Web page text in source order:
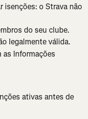
isenções: o Strava não
do seu clube.
legalmente válida.
as Informações
ativas antes de